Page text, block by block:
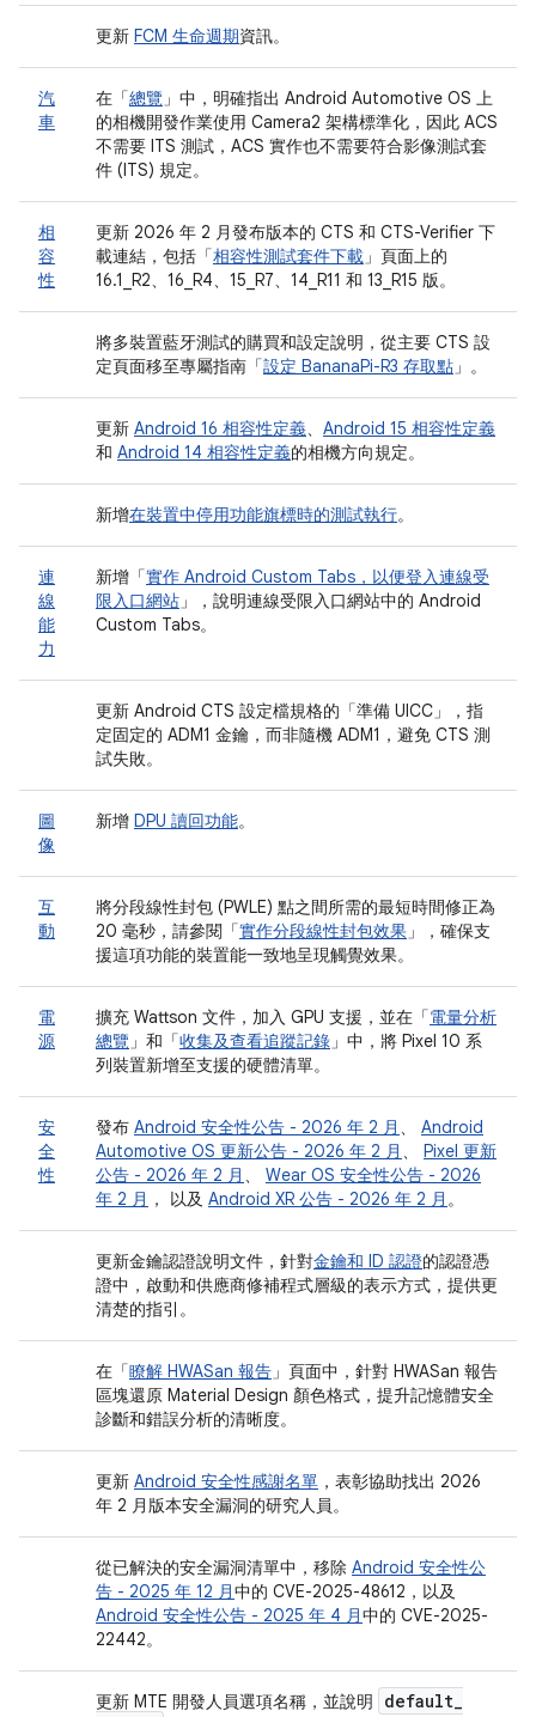
更新 FCM 生命週期資訊。
汽
車
在「總覽 」中，明確指出 Android Automotive OS 上
的相機開發作業使用 Camera2 架構標準化，因此 ACS
不需要 ITS 測試，ACS 實作也不需要符合影像測試套
件 (ITS) 規定。
相
容
性
更新 2026 年 2 月發布版本的 CTS 和 CTS-Verifier 下
載連結，包括「相容性測試套件下載 」頁面上的
16.1_R2、16_R4、15_R7、14_R11 和 13_R15 版。
將多裝置藍牙測試的購買和設定說明，從主要 CTS 設
定頁面移至專屬指南「設定 BananaPi-R3 存取點 」。
更新 Android 16 相容性定義、 Android 15 相容性定義
和 Android 14 相容性定義的相機方向規定。
新增在裝置中停用功能旗標時的測試執行。
連
線
能
力
新增「實作 Android Custom Tabs，以便登入連線受
限入口網站 」，說明連線受限入口網站中的 Android
Custom Tabs。
更新 Android CTS 設定檔規格的「準備 UICC」
，指
定固定的 ADM1 金鑰，而非隨機 ADM1，避免 CTS 測
試失敗。
圖
像
新增 DPU 讀回功能。
互
動
將分段線性封包 (PWLE) 點之間所需的最短時間修正為
20 毫秒，請參閱「實作分段線性封包效果 」，確保支
援這項功能的裝置能一致地呈現觸覺效果。
電
源
擴充 Wattson 文件，加入 GPU 支援，並在「電量分析
總覽 」和「收集及查看追蹤記錄 」中，將 Pixel 10 系
列裝置新增至支援的硬體清單。
安
全
性
發布 Android 安全性公告 - 2026 年 2 月 、 Android
Automotive OS 更新公告 - 2026 年 2 月 、 Pixel 更新
公告 - 2026 年 2 月 、 Wear OS 安全性公告 - 2026
年 2 月 ， 以及 Android XR 公告 - 2026 年 2 月 。
更新金鑰認證說明文件，針對金鑰和 ID 認證的認證憑
證中，啟動和供應商修補程式層級的表示方式，提供更
清楚的指引。
在「瞭解 HWASan 報告 」頁面中，針對 HWASan 報告
區塊還原 Material Design 顏色格式，提升記憶體安全
診斷和錯誤分析的清晰度。
更新 Android 安全性感謝名單 ，表彰協助找出 2026
年 2 月版本安全漏洞的研究人員。
從已解決的安全漏洞清單中，移除 Android 安全性公
告 - 2025 年 12 月中的 CVE-2025-48612，以及
Android 安全性公告 - 2025 年 4 月中的 CVE-2025-
22442。
更新 MTE 開發人員選項名稱，並說明 default_